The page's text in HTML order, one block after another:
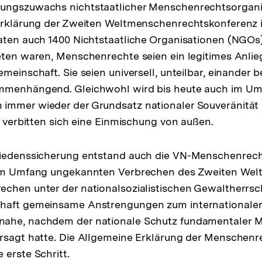
nichtstaatlicher
der Zweiten Weltmenschenrechtskonferenz
auch 1400 Nichtstaatliche Organisationen
waren, Menschenrechte seien ein legitimes
Sie seien universell, unteilbar, einander
Gleichwohl wird bis heute auch im
wieder der Grundsatz nationaler Souveränität
sich eine Einmischung von außen.
entstand auch die VN-
Umfang ungekannten Verbrechen des Zweiten
unter der nationalsozialistischen
gemeinsame Anstrengungen zum
nachdem der nationale Schutz fundamentaler
hatte. Die Allgemeine Erklärung der
erste Schritt.